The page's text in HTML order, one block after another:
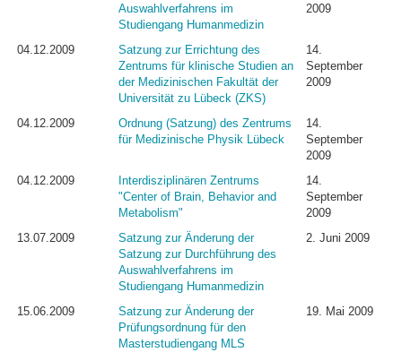
Auswahlverfahrens im
Studiengang Humanmedizin
2009
04.12.2009
Satzung zur Errichtung des
Zentrums für klinische Studien an
der Medizinischen Fakultät der
Universität zu Lübeck (ZKS)
14.
September
2009
04.12.2009
Ordnung (Satzung) des Zentrums
für Medizinische Physik Lübeck
14.
September
2009
04.12.2009
Interdisziplinären Zentrums
"Center of Brain, Behavior and
Metabolism"
14.
September
2009
13.07.2009
Satzung zur Änderung der
Satzung zur Durchführung des
Auswahlverfahrens im
Studiengang Humanmedizin
2. Juni 2009
15.06.2009
Satzung zur Änderung der
Prüfungsordnung für den
Masterstudiengang MLS
19. Mai 2009